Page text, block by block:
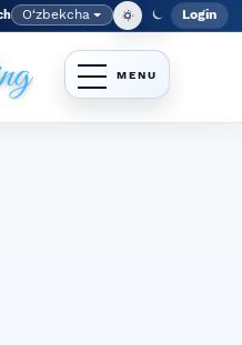
Language
O‘zbekcha Login